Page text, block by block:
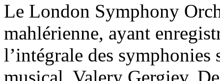
Le London Symphony
mahlérienne, ayant
l’intégrale des symphonies